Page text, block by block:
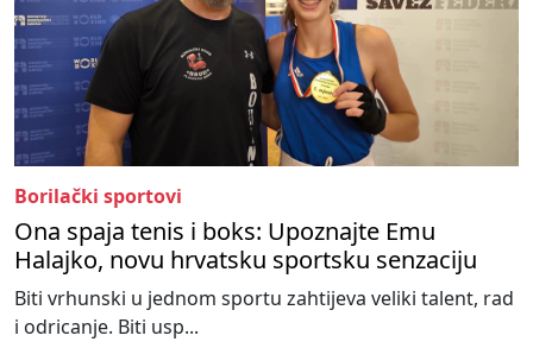
Borilački sportovi
Ona spaja tenis i boks: Upoznajte Emu
Halajko, novu hrvatsku sportsku senzaciju
Biti vrhunski u jednom sportu zahtijeva veliki talent, rad
i odricanje. Biti usp...